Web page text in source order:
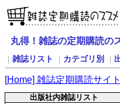
丸得！雑誌の定期購読の
雑誌リスト カテゴリ別
[Home] 雑誌定期購読サイト
出版社内雑誌リスト